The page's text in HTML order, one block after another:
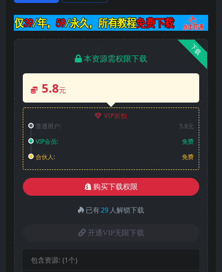
下载
本资源需权限下载
5.8元
VIP折扣
普通用户:
5.8元
VIP会员:
免费
合伙人:
免费
购买下载权限
已有29 人解锁下载
开通VIP无限下载
包含资源: (1个)